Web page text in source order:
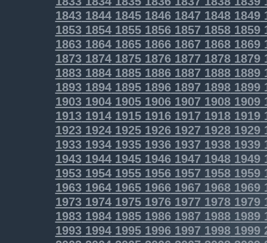
1843184418451846184718481849
1853185418551856185718581859
1863186418651866186718681869
1873187418751876187718781879
1883188418851886188718881889
1893189418951896189718981899
1903190419051906190719081909
1913191419151916191719181919
1923192419251926192719281929
1933193419351936193719381939
1943194419451946194719481949
1953195419551956195719581959
1963196419651966196719681969
19731974197519761977 19781979
19831984198519861987 19881989
19931994199519961997 19981999